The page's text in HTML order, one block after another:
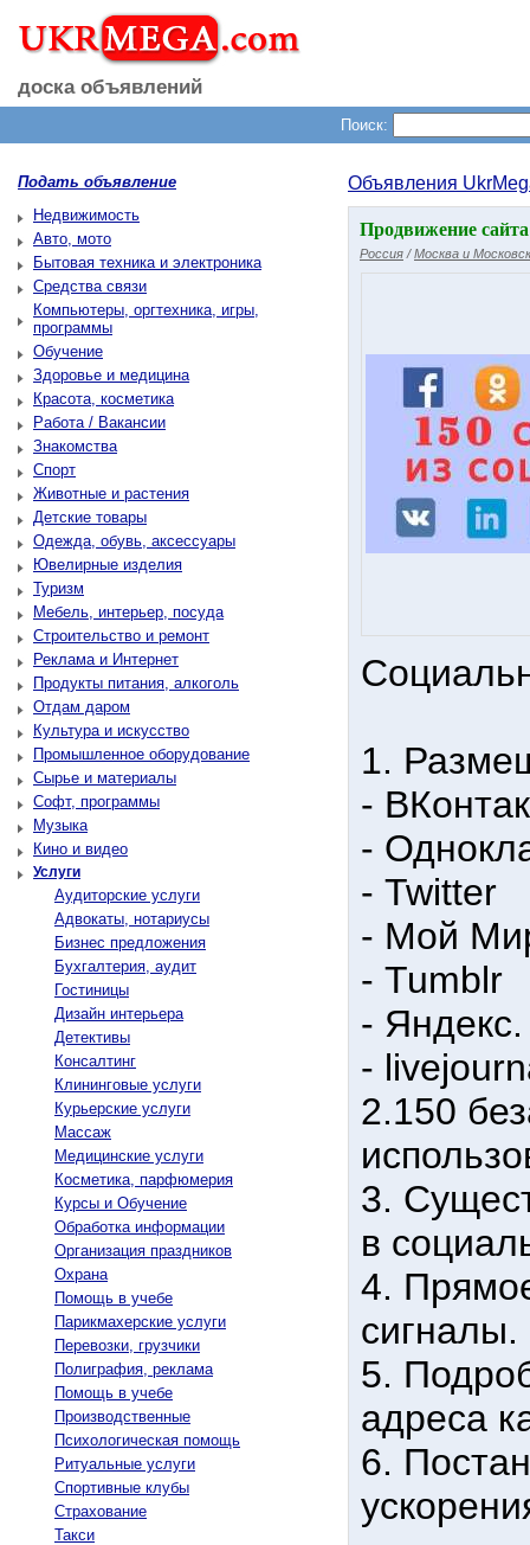
доска объявлений
Поиск:
Подать объявление
Недвижимость
Авто, мото
Бытовая техника и электроника
Средства связи
Компьютеры, оргтехника, игры,
программы
Обучение
Здоровье и медицина
Красота, косметика
Работа / Вакансии
Знакомства
Спорт
Животные и растения
Детские товары
Одежда, обувь, аксессуары
Ювелирные изделия
Туризм
Мебель, интерьер, посуда
Строительство и ремонт
Реклама и Интернет
Продукты питания, алкоголь
Отдам даром
Культура и искусство
Промышленное оборудование
Сырье и материалы
Софт, программы
Музыка
Кино и видео
Услуги
Аудиторские услуги
Адвокаты, нотариусы
Бизнес предложения
Бухгалтерия, аудит
Гостиницы
Дизайн интерьера
Детективы
Консалтинг
Клининговые услуги
Курьерские услуги
Массаж
Медицинские услуги
Косметика, парфюмерия
Курсы и Обучение
Обработка информации
Организация праздников
Охрана
Помощь в учебе
Парикмахерские услуги
Перевозки, грузчики
Полиграфия, реклама
Помощь в учебе
Производственные
Психологическая помощь
Ритуальные услуги
Спортивные клубы
Страхование
Такси
Объявления
Продвижение
Россия /Москва и
1.
-
-
- Twitter
- Мой
- Tumblr
-
-
2.150
3.
в
4.
сигналы.
5.
адреса
6.